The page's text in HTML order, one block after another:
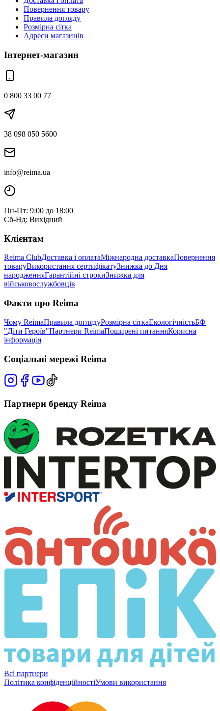
Повернення товару
Правила догляду
Розмірна сітка
Адреси магазинів
Інтернет-магазин
0 800 33 00 77
38 098 050 5600
info@reima.ua
Пн-Пт: 9:00 до 18:00
Сб-Нд: Вихідний
Клієнтам
Reima ClubДоставка і оплатаМіжнародна доставкаПовернення
товаруВикористання сертифікатуЗнижка до Дня
народженняГарантійні строкиЗнижка для
військовослужбовців
Факти про Reima
Чому ReimaПравила доглядуРозмірна сіткаЕкологічністьБФ
"Діти Героїв"Партнери ReimaПоширені питанняКорисна
інформація
Соціальні мережі Reima
Партнери бренду Reima
Всі партнери
Політика конфіденційностіУмови використання